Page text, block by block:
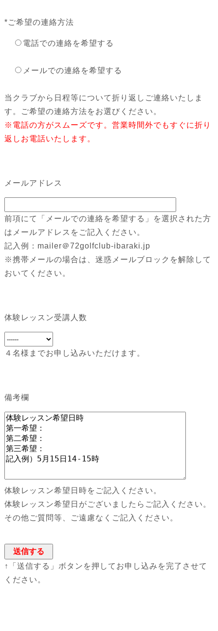
*ご希望の連絡方法
電話での連絡を希望する
メールでの連絡を希望する
当クラブから日程等について折り返しご連絡いたしま
す。ご希望の連絡方法をお選びください。
※電話の方がスムーズです。営業時間外でもすぐに折り
返しお電話いたします。
メールアドレス
前項にて「メールでの連絡を希望する」を選択された方
はメールアドレスをご記入ください。
記入例：mailer＠72golfclub-ibaraki.jp
※携帯メールの場合は、迷惑メールブロックを解除して
おいてください。
体験レッスン受講人数
４名様までお申し込みいただけます。
備考欄
体験レッスン希望日時をご記入ください。
体験レッスン希望日がございましたらご記入ください。
その他ご質問等、ご遠慮なくご記入ください。
↑「送信する」ボタンを押してお申し込みを完了させて
ください。